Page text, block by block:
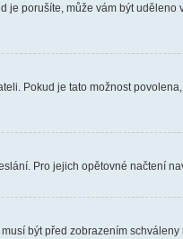
je porušíte, může vám být
Pokud je tato možnost
Pro jejich opětovné načtení
být před zobrazením